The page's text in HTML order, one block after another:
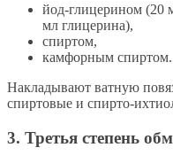
йод-глицерином (20
мл глицерина),
спиртом,
камфорным спиртом.
Накладывают ватную
спиртовые и спирто-
3. Третья степень